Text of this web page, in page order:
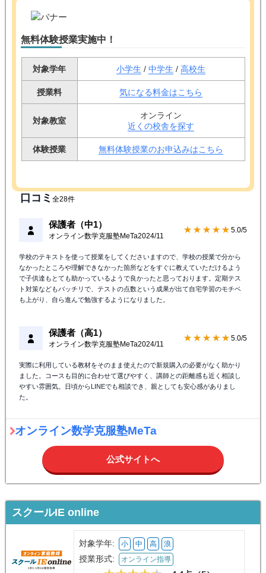
無料体験授業実施中！
対象学年 小学生 / 中学生 / 高校生
授業料 気になる料金はこちら
対象教室
オンライン
近くの校舎を探す
体験授業 無料体験授業のお申込みはこちら
口コミ 全28件
保護者（中1）
オンライン数学克服塾MeTa2024/11
★★★★★ 5.0/5
学校のテキストを使って授業をしてくださいますので、学校の授業で分から
なかったところや理解できなかった箇所などをすぐに教えていただけるよう
で子供達もとても助かっているようで良かったと思っております。定期テス
ト対策などもバッチリで、テストの点数という成果が出て自宅学習のモチベ
も上がり、自ら進んで勉強するようになりました。
保護者（高1）
オンライン数学克服塾MeTa2024/11
★★★★★ 5.0/5
実際に利用している教材をそのまま使えたので新規購入の必要がなく助かり
ました。コースも目的に合わせて選びやすく、講師との距離感も近く相談し
やすい雰囲気。日頃からLINEでも相談でき、親としても安心感がありまし
た。
オンライン数学克服塾MeTa
公式サイトへ
スクールIE online
対象学年: 小 中 高 浪
授業形式: オンライン指導